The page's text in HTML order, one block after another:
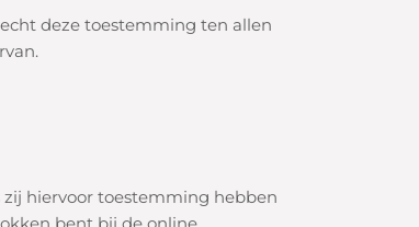
deze toestemming ten allen
hiervoor toestemming hebben